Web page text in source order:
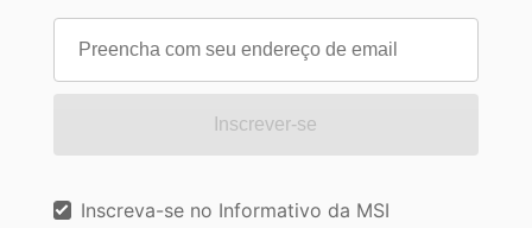
Inscrever-se
Inscreva-se no Informativo da MSI